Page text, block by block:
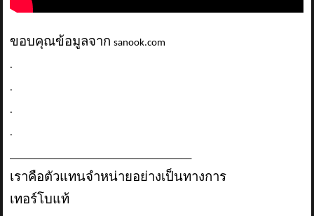
ขอบคุณข้อมูลจากsanook.com
.
.
.
.
เราคือตัวแทนจำหน่ายอย่างเป็นทางการ
เทอร์โบแท้